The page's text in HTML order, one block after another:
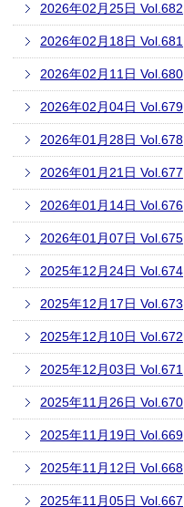
2026年02月25日 Vol.682
2026年02月18日 Vol.681
2026年02月11日 Vol.680
2026年02月04日 Vol.679
2026年01月28日 Vol.678
2026年01月21日 Vol.677
2026年01月14日 Vol.676
2026年01月07日 Vol.675
2025年12月24日 Vol.674
2025年12月17日 Vol.673
2025年12月10日 Vol.672
2025年12月03日 Vol.671
2025年11月26日 Vol.670
2025年11月19日 Vol.669
2025年11月12日 Vol.668
2025年11月05日 Vol.667